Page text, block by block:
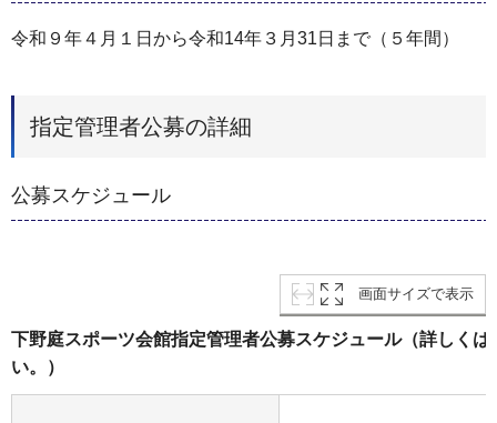
令和９年４月１日から令和14年３月31日まで（５年間）
指定管理者公募の詳細
公募スケジュール
画面サイズで表示
下野庭スポーツ会館指定管理者公募スケジュール（詳しく
い。）